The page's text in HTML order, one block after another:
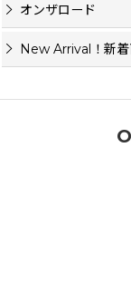
オンザロード
New Arrival！新着